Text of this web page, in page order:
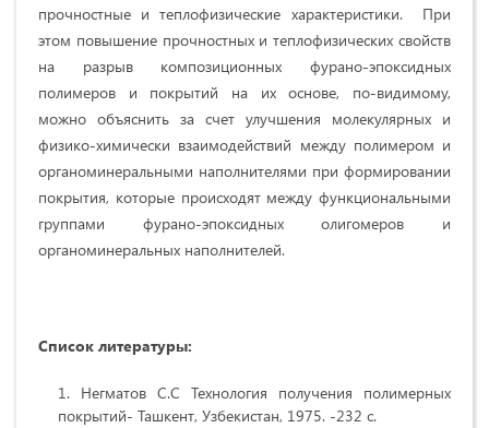
прочностные и теплофизические характеристики. При
этом повышение прочностных и теплофизических свойств
на разрыв композиционных фурано-эпоксидных
полимеров и покрытий на их основе, по-видимому,
можно объяснить за счет улучшения молекулярных и
физико-химически взаимодействий между полимером и
органоминеральными наполнителями при формировании
покрытия, которые происходят между функциональными
группами фурано-эпоксидных олигомеров и
органоминеральных наполнителей.
Список литературы:
Негматов С.С Технология получения полимерных
покрытий- Ташкент, Узбекистан, 1975. -232 с.